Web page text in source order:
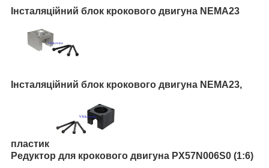
Інсталяційний блок крокового двигуна NEMA23
Інсталяційний блок крокового двигуна NEMA23,
пластик
Редуктор для крокового двигуна PX57N006S0 (1:6)